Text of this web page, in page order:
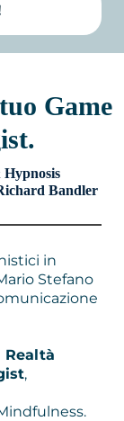
Game
Bandler
in
Stefano
Realtà
,